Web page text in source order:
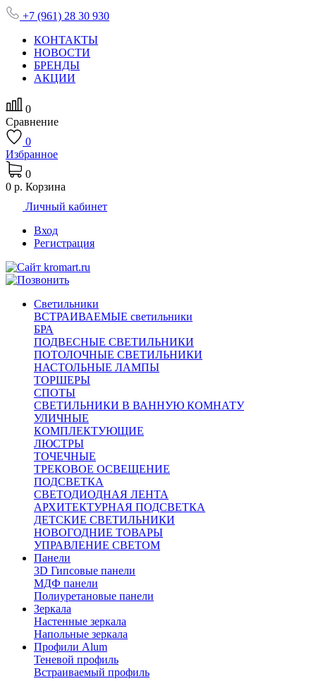
+7 (961) 28 30 930
КОНТАКТЫ
НОВОСТИ
БРЕНДЫ
АКЦИИ
0
Сравнение
0
Избранное
0
0 р. Корзина
Личный кабинет
Вход
Регистрация
Светильники
ВСТРАИВАЕМЫЕ светильники
БРА
ПОДВЕСНЫЕ СВЕТИЛЬНИКИ
ПОТОЛОЧНЫЕ СВЕТИЛЬНИКИ
НАСТОЛЬНЫЕ ЛАМПЫ
ТОРШЕРЫ
СПОТЫ
СВЕТИЛЬНИКИ В ВАННУЮ КОМНАТУ
УЛИЧНЫЕ
КОМПЛЕКТУЮЩИЕ
ЛЮСТРЫ
ТОЧЕЧНЫЕ
ТРЕКОВОЕ ОСВЕЩЕНИЕ
ПОДСВЕТКА
СВЕТОДИОДНАЯ ЛЕНТА
АРХИТЕКТУРНАЯ ПОДСВЕТКА
ДЕТСКИЕ СВЕТИЛЬНИКИ
НОВОГОДНИЕ ТОВАРЫ
УПРАВЛЕНИЕ СВЕТОМ
Панели
3D Гипсовые панели
МДФ панели
Полиуретановые панели
Зеркала
Настенные зеркала
Напольные зеркала
Профили Alum
Теневой профиль
Встраиваемый профиль